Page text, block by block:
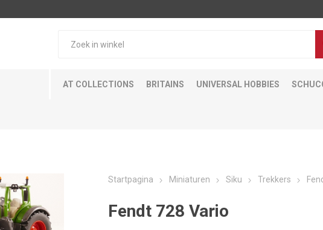
AT COLLECTIONS BRITAINS UNIVERSAL HOBBIES
Startpagina Miniaturen Siku Trekkers
Fendt 728 Vario